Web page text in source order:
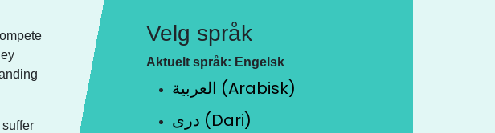
Velg språk
Aktuelt språk: Engelsk
العربية (Arabisk)
دری (Dari)